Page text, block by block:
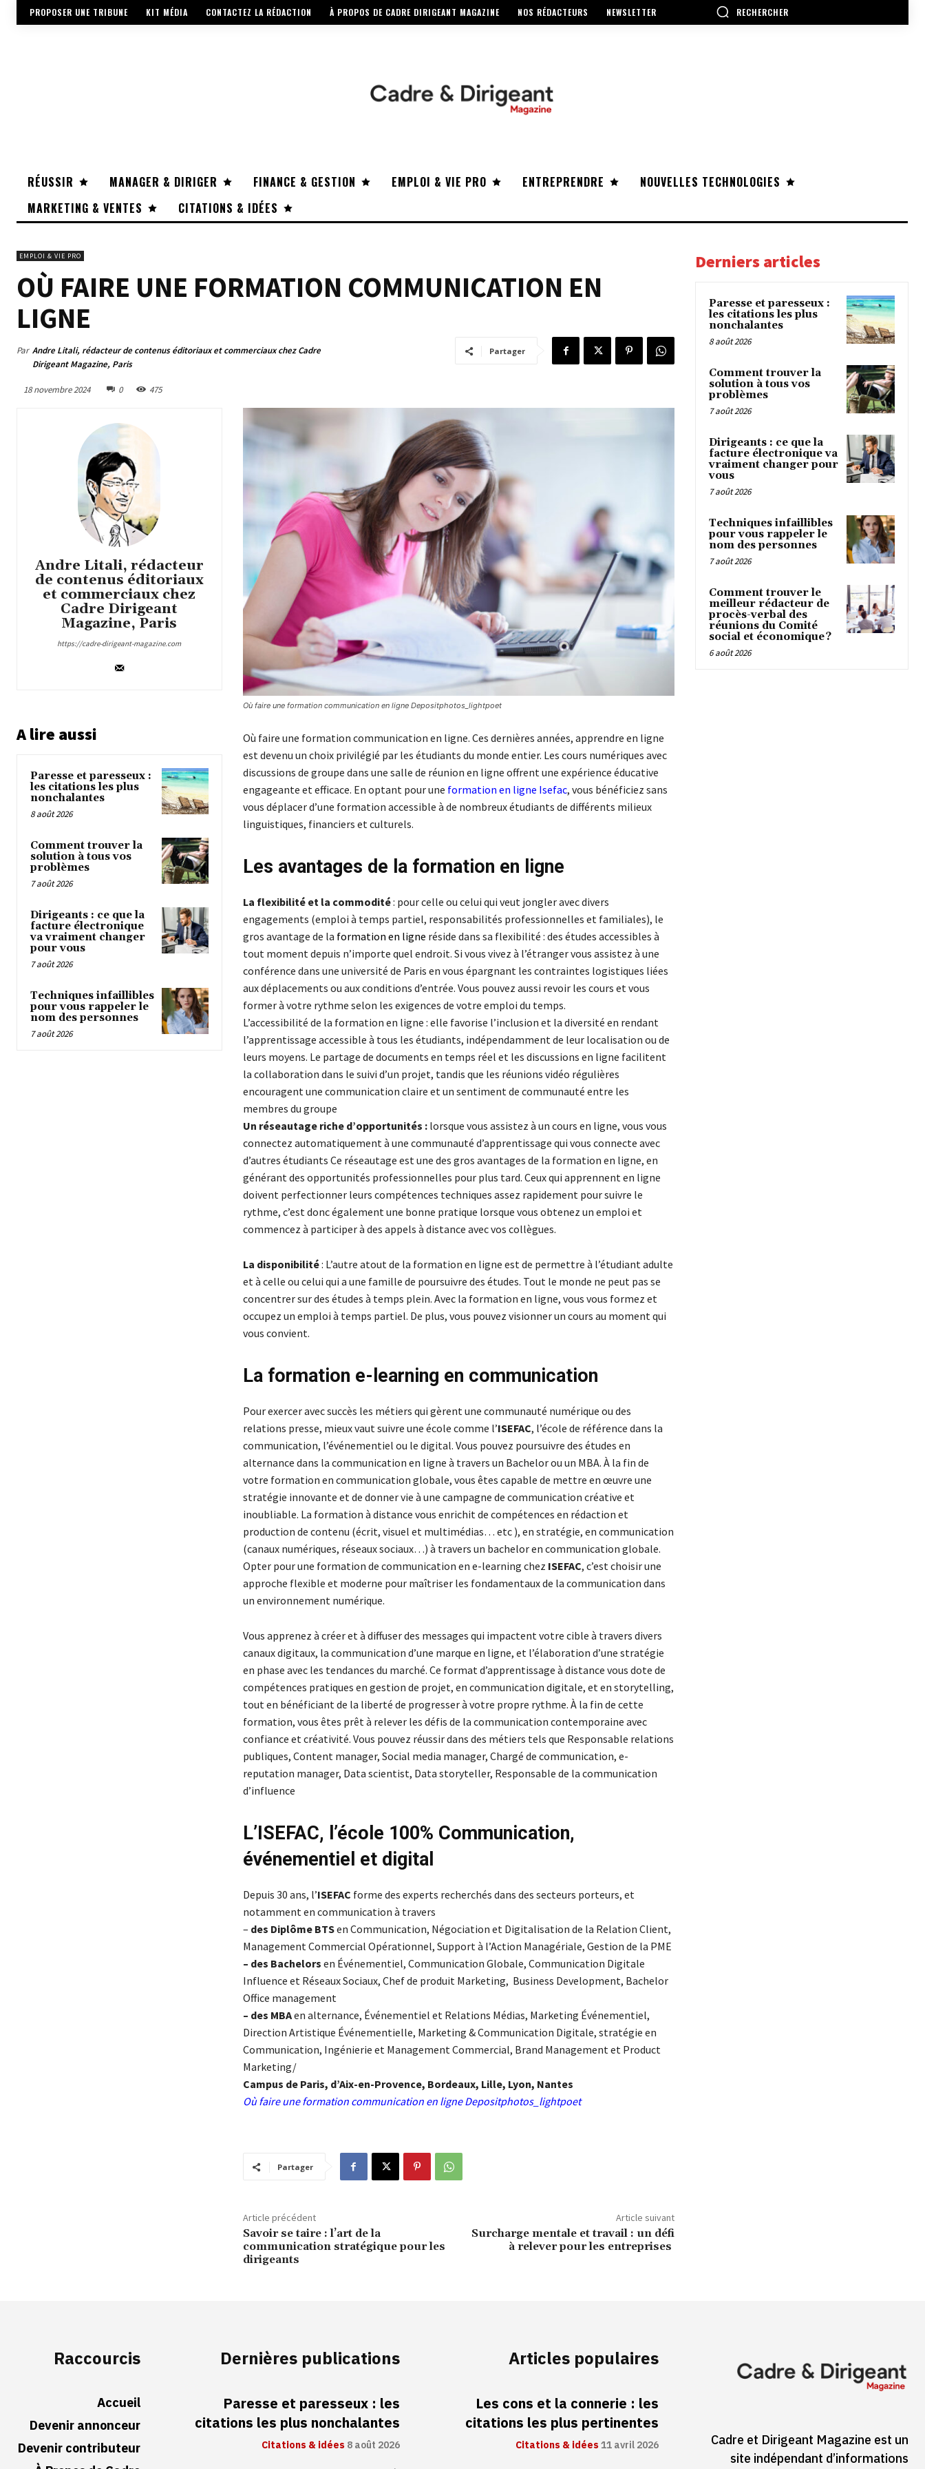
PROPOSER UNE TRIBUNE KIT MÉDIA CONTACTEZ LA RÉDACTION À PROPOS DE CADRE DIRIGEANT MAGAZINE NOS RÉDACTEURS NEWSLETTER RECHERCHER
RÉUSSIR MANAGER & DIRIGER FINANCE & GESTION EMPLOI & VIE PRO ENTREPRENDRE
NOUVELLES TECHNOLOGIES
MARKETING & VENTES
CITATIONS & IDÉES
EMPLOI & VIE PRO
OÙ FAIRE UNE FORMATION COMMUNICATION EN
LIGNE
Par Andre Litali, rédacteur de contenus éditoriaux et commerciaux chez Cadre
Dirigeant Magazine, Paris
18 novembre 2024 0 475
Partager
Andre Litali, rédacteur
de contenus éditoriaux
et commerciaux chez
Cadre Dirigeant
Magazine, Paris
https://cadre-dirigeant-magazine.com
A lire aussi
Paresse et paresseux :
les citations les plus
nonchalantes
8 août 2026
Comment trouver la
solution à tous vos
problèmes
7 août 2026
Dirigeants : ce que la
facture électronique
va vraiment changer
pour vous
7 août 2026
Techniques infaillibles
pour vous rappeler le
nom des personnes
7 août 2026
Où faire une formation communication en ligne Depositphotos_lightpoet
Où faire une formation communication en ligne. Ces dernières années, apprendre en ligne
est devenu un choix privilégié par les étudiants du monde entier. Les cours numériques avec
discussions de groupe dans une salle de réunion en ligne offrent une expérience éducative
engageante et efficace. En optant pour une formation en ligne Isefac, vous bénéficiez sans
vous déplacer d’une formation accessible à de nombreux étudiants de différents milieux
linguistiques, financiers et culturels.
Les avantages de la formation en ligne
La flexibilité et la commodité: pour celle ou celui qui veut jongler avec divers
engagements (emploi à temps partiel, responsabilités professionnelles et familiales), le
gros avantage de la formation en ligne réside dans sa flexibilité : des études accessibles à
tout moment depuis n’importe quel endroit. Si vous vivez à l’étranger vous assistez à une
conférence dans une université de Paris en vous épargnant les contraintes logistiques liées
aux déplacements ou aux conditions d’entrée. Vous pouvez aussi revoir les cours et vous
former à votre rythme selon les exigences de votre emploi du temps.
L’accessibilité de la formation en ligne : elle favorise l’inclusion et la diversité en rendant
l’apprentissage accessible à tous les étudiants, indépendamment de leur localisation ou de
leurs moyens. Le partage de documents en temps réel et les discussions en ligne facilitent
la collaboration dans le suivi d’un projet, tandis que les réunions vidéo régulières
encouragent une communication claire et un sentiment de communauté entre les
membres du groupe
Un réseautage riche d’opportunités : lorsque vous assistez à un cours en ligne, vous vous
connectez automatiquement à une communauté d’apprentissage qui vous connecte avec
d’autres étudiants Ce réseautage est une des gros avantages de la formation en ligne, en
générant des opportunités professionnelles pour plus tard. Ceux qui apprennent en ligne
doivent perfectionner leurs compétences techniques assez rapidement pour suivre le
rythme, c’est donc également une bonne pratique lorsque vous obtenez un emploi et
commencez à participer à des appels à distance avec vos collègues.
La disponibilité: L’autre atout de la formation en ligne est de permettre à l’étudiant adulte
et à celle ou celui qui a une famille de poursuivre des études. Tout le monde ne peut pas se
concentrer sur des études à temps plein. Avec la formation en ligne, vous vous formez et
occupez un emploi à temps partiel. De plus, vous pouvez visionner un cours au moment qui
vous convient.
La formation e-learning en communication
Pour exercer avec succès les métiers qui gèrent une communauté numérique ou des
relations presse, mieux vaut suivre une école comme l’ISEFAC, l’école de référence dans la
communication, l’événementiel ou le digital. Vous pouvez poursuivre des études en
alternance dans la communication en ligne à travers un Bachelor ou un MBA. À la fin de
votre formation en communication globale, vous êtes capable de mettre en œuvre une
stratégie innovante et de donner vie à une campagne de communication créative et
inoubliable. La formation à distance vous enrichit de compétences en rédaction et
production de contenu (écrit, visuel et multimédias… etc ), en stratégie, en communication
(canaux numériques, réseaux sociaux…) à travers un bachelor en communication globale.
Opter pour une formation de communication en e-learning chez ISEFAC, c’est choisir une
approche flexible et moderne pour maîtriser les fondamentaux de la communication dans
un environnement numérique.
Vous apprenez à créer et à diffuser des messages qui impactent votre cible à travers divers
canaux digitaux, la communication d’une marque en ligne, et l’élaboration d’une stratégie
en phase avec les tendances du marché. Ce format d’apprentissage à distance vous dote de
compétences pratiques en gestion de projet, en communication digitale, et en storytelling,
tout en bénéficiant de la liberté de progresser à votre propre rythme. À la fin de cette
formation, vous êtes prêt à relever les défis de la communication contemporaine avec
confiance et créativité. Vous pouvez réussir dans des métiers tels que Responsable relations
publiques, Content manager, Social media manager, Chargé de communication, e-
reputation manager, Data scientist, Data storyteller, Responsable de la communication
d’influence
L’ISEFAC, l’école 100% Communication,
événementiel et digital
Depuis 30 ans, l’ISEFAC forme des experts recherchés dans des secteurs porteurs, et
notamment en communication à travers
– des Diplôme BTSen Communication, Négociation et Digitalisation de la Relation Client,
Management Commercial Opérationnel, Support à l’Action Managériale, Gestion de la PME
– des Bachelors en Événementiel, Communication Globale, Communication Digitale
Influence et Réseaux Sociaux, Chef de produit Marketing, Business Development, Bachelor
Office management
– des MBAen alternance, Événementiel et Relations Médias, Marketing Événementiel,
Direction Artistique Événementielle, Marketing & Communication Digitale, stratégie en
Communication, Ingénierie et Management Commercial, Brand Management et Product
Marketing/
Campus de Paris, d’Aix-en-Provence, Bordeaux, Lille, Lyon, Nantes
Où faire une formation communication en ligne Depositphotos_lightpoet
Partager
Article précédent
Savoir se taire : l’art de la
communication stratégique pour les
dirigeants
Article suivant
Surcharge mentale et travail : un défi
à relever pour les entreprises
Derniers articles
Paresse et paresseux :
les citations les plus
nonchalantes
8 août 2026
Comment trouver la
solution à tous vos
problèmes
7 août 2026
Dirigeants : ce que la
facture électronique va
vraiment changer pour
vous
7 août 2026
Techniques infaillibles
pour vous rappeler le
nom des personnes
7 août 2026
Comment trouver le
meilleur rédacteur de
procès-verbal des
réunions du Comité
social et économique ?
6 août 2026
Raccourcis
Accueil
Devenir annonceur
Devenir contributeur
Dernières publications
Paresse et paresseux : les
citations les plus nonchalantes
Citations & idées 8 août 2026
Articles populaires
Les cons et la connerie : les
citations les plus pertinentes
Citations & idées11 avril 2026
Cadre et Dirigeant Magazine est un
site indépendant d’informations